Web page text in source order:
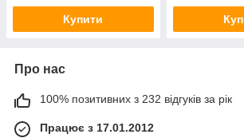
Купити
Про нас
100% позитивних з 232 відгуків за рік
Працює з 17.01.2012